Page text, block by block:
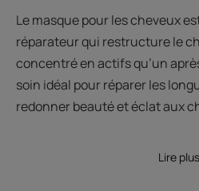
Le masque pour les cheveux
réparateur qui restructure le
concentré en actifs qu’un
soin idéal pour réparer les
redonner beauté et éclat aux
Lire plus